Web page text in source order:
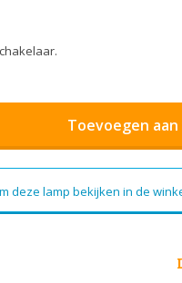
Toevoegen
deze lamp bekijken in de